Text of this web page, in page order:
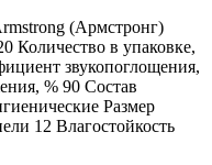
(Армстронг)
Количество в упаковке,
звукопоглощения,
% 90 Состав
Размер
12 Влагостойкость